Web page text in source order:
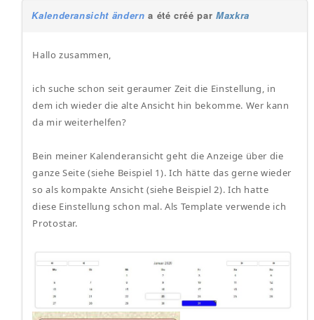
Kalenderansicht ändern a été créé par Maxkra
Hallo zusammen,
ich suche schon seit geraumer Zeit die Einstellung, in
dem ich wieder die alte Ansicht hin bekomme. Wer kann
da mir weiterhelfen?
Bein meiner Kalenderansicht geht die Anzeige über die
ganze Seite (siehe Beispiel 1). Ich hätte das gerne wieder
so als kompakte Ansicht (siehe Beispiel 2). Ich hatte
diese Einstellung schon mal. Als Template verwende ich
Protostar.